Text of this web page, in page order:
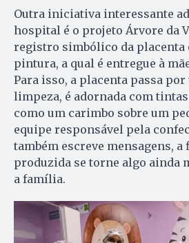
Outra iniciativa interessante
hospital é o projeto Árvore da
registro simbólico da placenta
pintura, a qual é entregue à
Para isso, a placenta passa
limpeza, é adornada com
como um carimbo sobre um
equipe responsável pela
também escreve mensagens, a
produzida se torne algo ainda
a família.